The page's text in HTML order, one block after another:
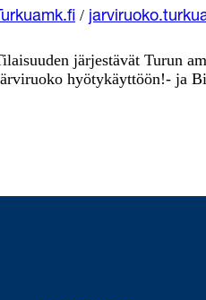
/
järjestävät Turun
hyötykäyttöön!- ja